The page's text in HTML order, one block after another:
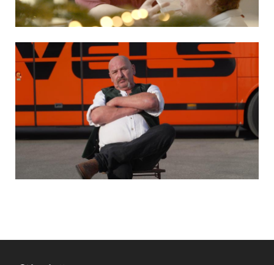
MUT. VERZWEIFLUNG. DURCHHALTEN.
THE HÖVELS